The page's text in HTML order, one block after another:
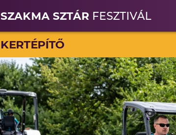
SZAKMA SZTÁR FESZTIVÁL
KERTÉPÍTŐ